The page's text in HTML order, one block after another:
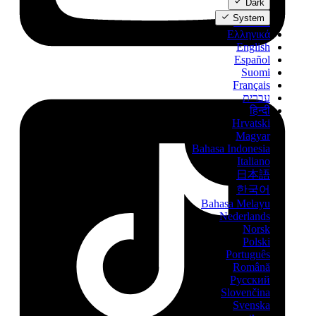
Dansk
Deutsch
Ελληνικά
English
Español
Suomi
Français
עברית
हिन्दी
Hrvatski
Magyar
Bahasa Indonesia
Italiano
日本語
한국어
Bahasa Melayu
Nederlands
Norsk
Polski
Português
Română
Русский
Slovenčina
Svenska
Dark
System